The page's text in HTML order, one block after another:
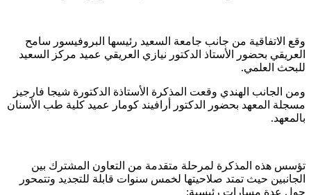
​وقع الاتفاقية من جانب جامعة السعيد رئيسها البروفيسور سامح
العريقي بحضور الأستاذ الدكتور نيازي العريقي عميد مركز السعيد
للبحث العلمي.
ومن الجانب الهندي وقعت المذكرة الأستاذة الدكتورة شيجا فارجيز
مسجلة المعهد بحضور الدكتور أرافيند كومار عميد كلية طب الأسنان
بالمعهد.
​تؤسس هذه المذكرة لمرحلة متقدمة من التعاون المشترك بين
الجانبين حيث تمتد صلاحيتها لخمس سنوات قابلة للتجديد وتتمحور
حول عدة مسارات رئيسية: